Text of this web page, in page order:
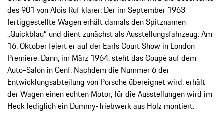
des 901 von Alois Ruf klarer: Der im September 1963
fertiggestellte Wagen erhält damals den Spitznamen
„Quickblau“ und dient zunächst als Ausstellungsfahrzeug. Am
16. Oktober feiert er auf der Earls Court Show in London
Premiere. Dann, im März 1964, steht das Coupé auf dem
Auto-Salon in Genf. Nachdem die Nummer 6 der
Entwicklungsabteilung von Porsche übereignet wird, erhält
der Wagen einen echten Motor, für die Ausstellungen wird im
Heck lediglich ein Dummy-Triebwerk aus Holz montiert.